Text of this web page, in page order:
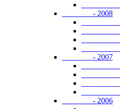
-
- 2008
-
-
-
-
- 2007
-
-
-
-
- 2006